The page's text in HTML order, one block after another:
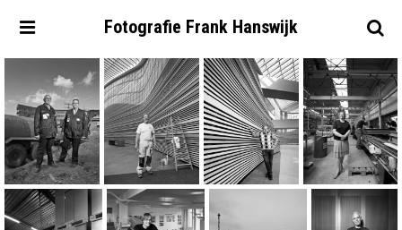
Fotografie Frank Hanswijk